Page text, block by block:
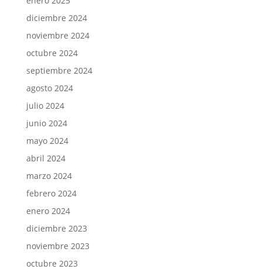
diciembre 2024
noviembre 2024
octubre 2024
septiembre 2024
agosto 2024
julio 2024
junio 2024
mayo 2024
abril 2024
marzo 2024
febrero 2024
enero 2024
diciembre 2023
noviembre 2023
octubre 2023